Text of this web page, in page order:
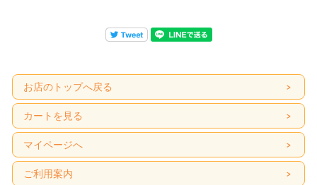
お店のトップへ戻る
カートを見る
マイページへ
ご利用案内